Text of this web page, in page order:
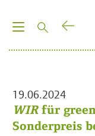
T
e
n
19.06.2024
WIRfür
Sonderpreis